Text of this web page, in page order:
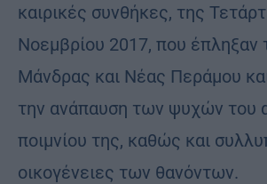
καιρικές συνθήκες, της
Νοεμβρίου 2017, που έπληξαν
Μάνδρας και Νέας Περάμου
την ανάπαυση των ψυχών του
ποιμνίου της, καθώς και
οικογένειες των θανόντων.